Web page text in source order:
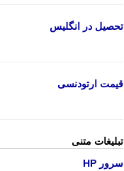
تحصیل در انگلیس
قیمت ارتودنسی
تبلیغات متنی
سرور HP